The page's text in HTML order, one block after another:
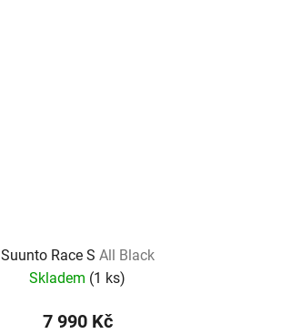
Suunto Race S All Black
Skladem (1 ks)
7 990 Kč